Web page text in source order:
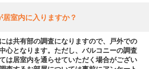
居室内に入りますか？
は共有部の調査になりますので、戸外での
心となります。ただし、バルコニーの調査
は居室内を通らせていただく場合がござい